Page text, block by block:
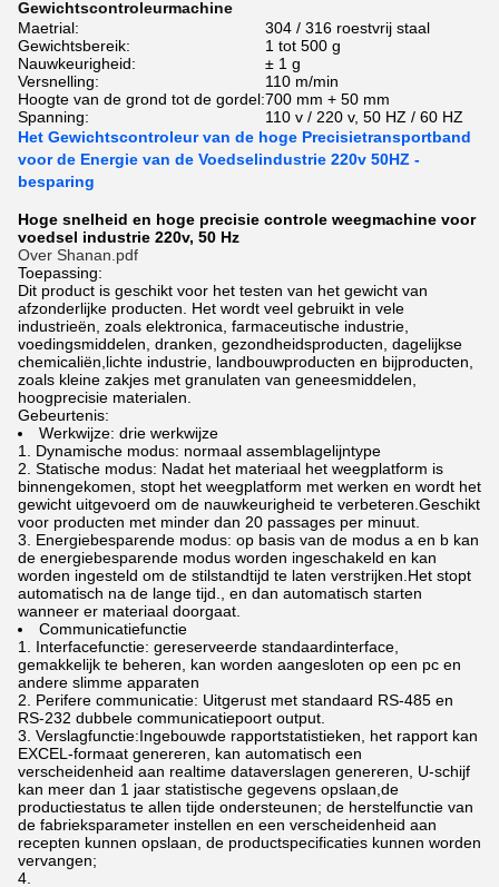
Gewichtscontroleurmachine
Maetrial:
304 / 316 roestvrij staal
Gewichtsbereik:
1 tot 500 g
Nauwkeurigheid:
± 1 g
Versnelling:
110 m/min
Hoogte van de grond tot de gordel:700 mm + 50 mm
Spanning:
110 v / 220 v, 50 HZ / 60 HZ
Het Gewichtscontroleur van de hoge Precisietransportband
voor de Energie van de Voedselindustrie 220v 50HZ -
besparing
Hoge snelheid en hoge precisie controle weegmachine voor
voedsel industrie 220v, 50 Hz
Over Shanan.pdf
Toepassing:
Dit product is geschikt voor het testen van het gewicht van
afzonderlijke producten. Het wordt veel gebruikt in vele
industrieën, zoals elektronica, farmaceutische industrie,
voedingsmiddelen, dranken, gezondheidsproducten, dagelijkse
chemicaliën,lichte industrie, landbouwproducten en bijproducten,
zoals kleine zakjes met granulaten van geneesmiddelen,
hoogprecisie materialen.
Gebeurtenis:
Werkwijze: drie werkwijze
Dynamische modus: normaal assemblagelijntype
Statische modus: Nadat het materiaal het weegplatform is
binnengekomen, stopt het weegplatform met werken en wordt het
gewicht uitgevoerd om de nauwkeurigheid te verbeteren.Geschikt
voor producten met minder dan 20 passages per minuut.
Energiebesparende modus: op basis van de modus a en b kan
de energiebesparende modus worden ingeschakeld en kan
worden ingesteld om de stilstandtijd te laten verstrijken.Het stopt
automatisch na de lange tijd., en dan automatisch starten
wanneer er materiaal doorgaat.
Communicatiefunctie
Interfacefunctie: gereserveerde standaardinterface,
gemakkelijk te beheren, kan worden aangesloten op een pc en
andere slimme apparaten
Perifere communicatie: Uitgerust met standaard RS-485 en
RS-232 dubbele communicatiepoort output.
Verslagfunctie:Ingebouwde rapportstatistieken, het rapport kan
EXCEL-formaat genereren, kan automatisch een
verscheidenheid aan realtime dataverslagen genereren, U-schijf
kan meer dan 1 jaar statistische gegevens opslaan,de
productiestatus te allen tijde ondersteunen; de herstelfunctie van
de fabrieksparameter instellen en een verscheidenheid aan
recepten kunnen opslaan, de productspecificaties kunnen worden
vervangen;